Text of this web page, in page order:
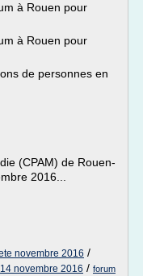
à Rouen pour
à Rouen pour
de personnes en
(CPAM) de Rouen-
2016...
novembre 2016 /
novembre 2016 / forum